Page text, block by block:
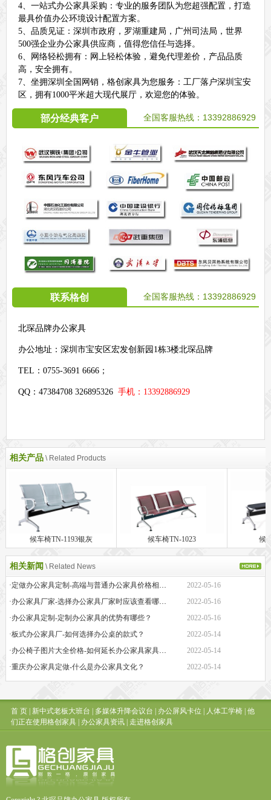
4、一站式办公家具采购：专业的服务团队为您超强配置，打造
最具价值办公环境设计配置方案。
5、品质见证：深圳市政府，罗湖重建局，广州司法局，世界
500强企业办公家具供应商，值得您信任与选择。
6、网络轻松拥有：网上轻松体验，避免代理差价，产品品质
高，安全拥有。
7、坐拥深圳全国网销，格创家具为您服务：工厂落户深圳宝安
区，拥有1000平米超大现代展厅，欢迎您的体验。
部分经典客户 全国客服热线： 13392886929
联系格创 全国客服热线： 13392886929
北琛品牌办公家具
办公地址： 深圳市宝安区宏发创新园1栋3楼北琛品牌
TEL：0755-3691 6666；
QQ：47384708 326895326 手机：13392886929
相关产品 \ Related Products
候车椅TN-1193银灰 候车椅TN-1023 候
相关新闻 \ Related News
2022-05-16
·办公家具厂家-选择办公家具厂家时应该查看哪些方面？
2022-05-16
·办公家具定制-定制办公家具的优势有哪些？
2022-05-16
·板式办公家具厂-如何选择办公桌的款式？
2022-05-14
·办公椅子图片大全价格-如何延长办公家具家具的保质期？
2022-05-14
·重庆办公家具定做-什么是办公家具文化？
2022-05-14
首 页| 新中式老板大班台 | 多媒体升降会议台 | 办公屏风卡位 | 人体工学椅| 他
们正在使用格创家具| 办公家具资讯| 走进格创家具